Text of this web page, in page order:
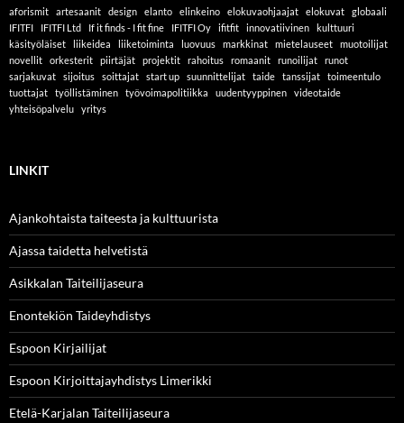
aforismit artesaanit design elanto elinkeino elokuvaohjaajat elokuvat
globaali
IFITFI
IFITFI Ltd If it finds - I fit fine IFITFI Oy ifitfit innovatiivinen
kulttuuri
käsityöläiset
liikeidea liiketoiminta luovuus markkinat mietelauseet
muotoilijat
novellit
orkesterit piirtäjät projektit rahoitus romaanit runoilijat
runot
sarjakuvat
sijoitus soittajat start up suunnittelijat taide tanssijat
toimeentulo
tuottajat
työllistäminen työvoimapolitiikka uudentyyppinen
videotaide
yhteisöpalvelu
yritys
LINKIT
Ajankohtaista taiteesta ja kulttuurista
Ajassa taidetta helvetistä
Asikkalan Taiteilijaseura
Enontekiön Taideyhdistys
Espoon Kirjailijat
Espoon Kirjoittajayhdistys Limerikki
Etelä-Karjalan Taiteilijaseura